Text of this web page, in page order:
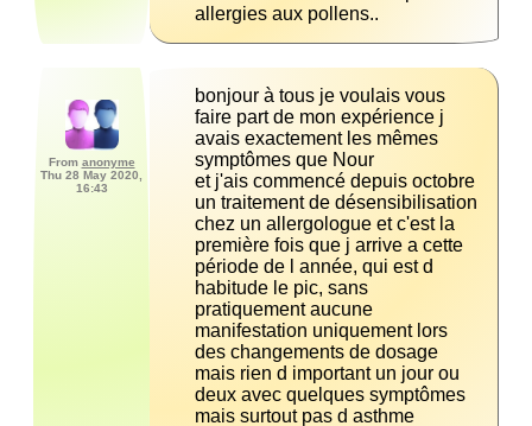
allergies aux pollens..
From anonyme
Thu 28 May 2020,
16:43
bonjour à tous je voulais vous
faire part de mon expérience j
avais exactement les mêmes
et j'ais commencé depuis octobre
un traitement de désensibilisation
chez un allergologue et c'est la
première fois que j arrive a cette
période de l année, qui est d
habitude le pic, sans
pratiquement aucune
manifestation uniquement lors
des changements de dosage
mais rien d important un jour ou
deux avec quelques symptômes